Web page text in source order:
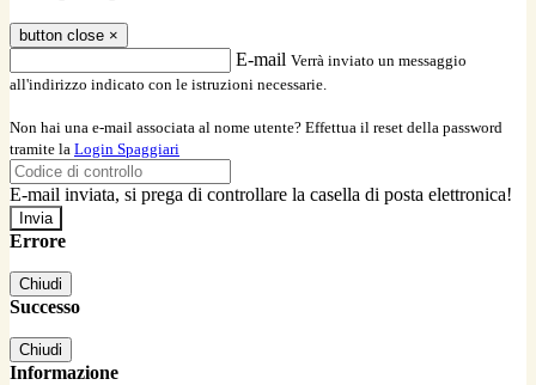
button close ×
E-mail Verrà inviato un messaggio
all'indirizzo indicato con le istruzioni necessarie.
Non hai una e-mail associata al nome utente? Effettua il reset della password
tramite la Login Spaggiari
E-mail inviata, si prega di controllare la casella di posta elettronica!
Errore
Chiudi
Successo
Chiudi
Informazione